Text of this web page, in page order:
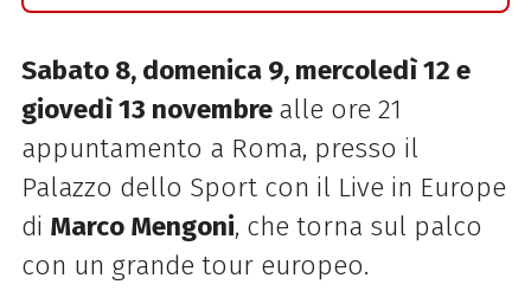
Sabato 8, domenica 9, mercoledì 12 e
giovedì 13 novembre alle ore 21
appuntamento a Roma, presso il
Palazzo dello Sport con il Live in Europe
di Marco Mengoni, che torna sul palco
con un grande tour europeo.